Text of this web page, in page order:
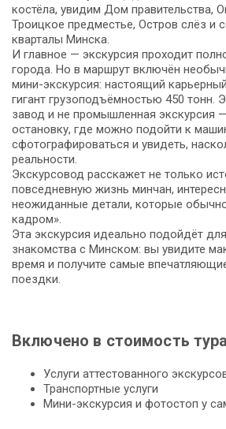
костёла, увидим Дом правительства,
Троицкое предместье, Остров слёз и
кварталы Минска.
И главное — экскурсия проходит
города. Но в маршрут включён
мини-экскурсия: настоящий
гигант грузоподъёмностью 450 тонн.
завод и не промышленная экскурсия
остановку, где можно подойти к
сфотографироваться и увидеть,
реальности.
Экскурсовод расскажет не только
повседневную жизнь минчан,
неожиданные детали, которые
кадром».
Эта экскурсия идеально подойдёт
знакомства с Минском: вы увидите
время и получите самые
поездки.
Включено в стоимость тура
Услуги аттестованного
Транспортные услуги
Мини-экскурсия и фотостоп у